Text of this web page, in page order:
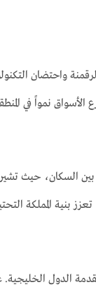
واحتضان
يجعلها واحدة من أسرع الأسواق
بين السكان، حيث
بنية المملكة
الدول